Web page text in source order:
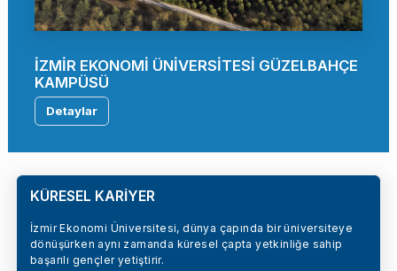
İZMİR EKONOMİ ÜNİVERSİTESİ GÜZELBAHÇE
KAMPÜSÜ
Detaylar
KÜRESEL KARİYER
İzmir Ekonomi Üniversitesi, dünya çapında bir üniversiteye
dönüşürken aynı zamanda küresel çapta yetkinliğe sahip
başarılı gençler yetiştirir.